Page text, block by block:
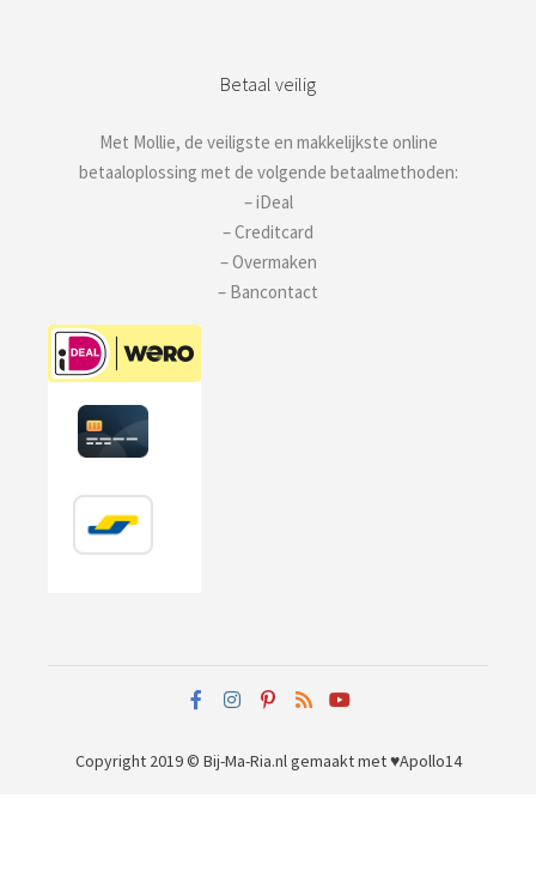
Betaal veilig
Met Mollie, de veiligste en makkelijkste online
betaaloplossing met de volgende betaalmethoden:
– iDeal
– Creditcard
– Overmaken
– Bancontact
Copyright 2019 © Bij-Ma-Ria.nlgemaakt met ♥Apollo14